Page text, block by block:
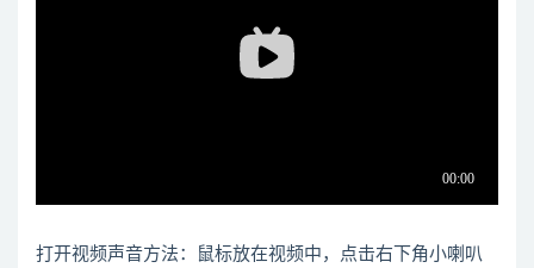
打开视频声音方法：鼠标放在视频中，点击右下角小喇叭